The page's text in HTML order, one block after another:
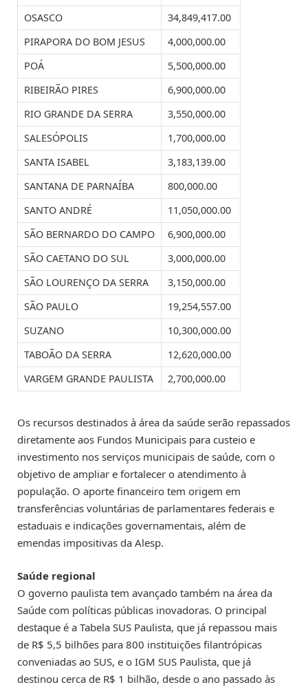
OSASCO
34,849,417.00
PIRAPORA DO BOM JESUS
4,000,000.00
POÁ
5,500,000.00
RIBEIRÃO PIRES
6,900,000.00
RIO GRANDE DA SERRA
3,550,000.00
SALESÓPOLIS
1,700,000.00
SANTA ISABEL
3,183,139.00
SANTANA DE PARNAÍBA
800,000.00
SANTO ANDRÉ
11,050,000.00
SÃO BERNARDO DO CAMPO
6,900,000.00
SÃO CAETANO DO SUL
3,000,000.00
SÃO LOURENÇO DA SERRA
3,150,000.00
SÃO PAULO
19,254,557.00
SUZANO
10,300,000.00
TABOÃO DA SERRA
12,620,000.00
VARGEM GRANDE PAULISTA
2,700,000.00
Os recursos destinados à área da saúde serão repassados
diretamente aos Fundos Municipais para custeio e
investimento nos serviços municipais de saúde, com o
objetivo de ampliar e fortalecer o atendimento à
população. O aporte financeiro tem origem em
transferências voluntárias de parlamentares federais e
estaduais e indicações governamentais, além de
emendas impositivas da Alesp.
Saúde regional
O governo paulista tem avançado também na área da
Saúde com políticas públicas inovadoras. O principal
destaque é a Tabela SUS Paulista, que já repassou mais
de R$ 5,5 bilhões para 800 instituições filantrópicas
conveniadas ao SUS, e o IGM SUS Paulista, que já
destinou cerca de R$ 1 bilhão, desde o ano passado às